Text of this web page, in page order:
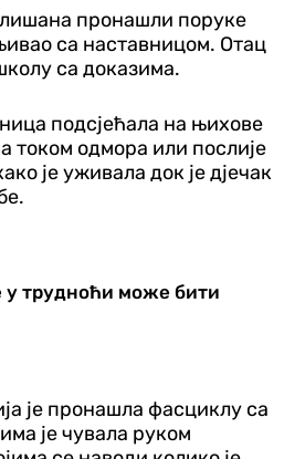
пронашли поруке
са наставницом. Отац
са доказима.
подсјећала на њихове
током одмора или послије
је уживала док је дјечак
трудноћи може бити
је пронашла фасциклу са
је чувала руком